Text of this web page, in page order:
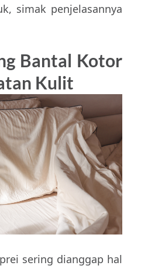
simak penjelasannya
Bantal Kotor
Kulit
sering dianggap hal